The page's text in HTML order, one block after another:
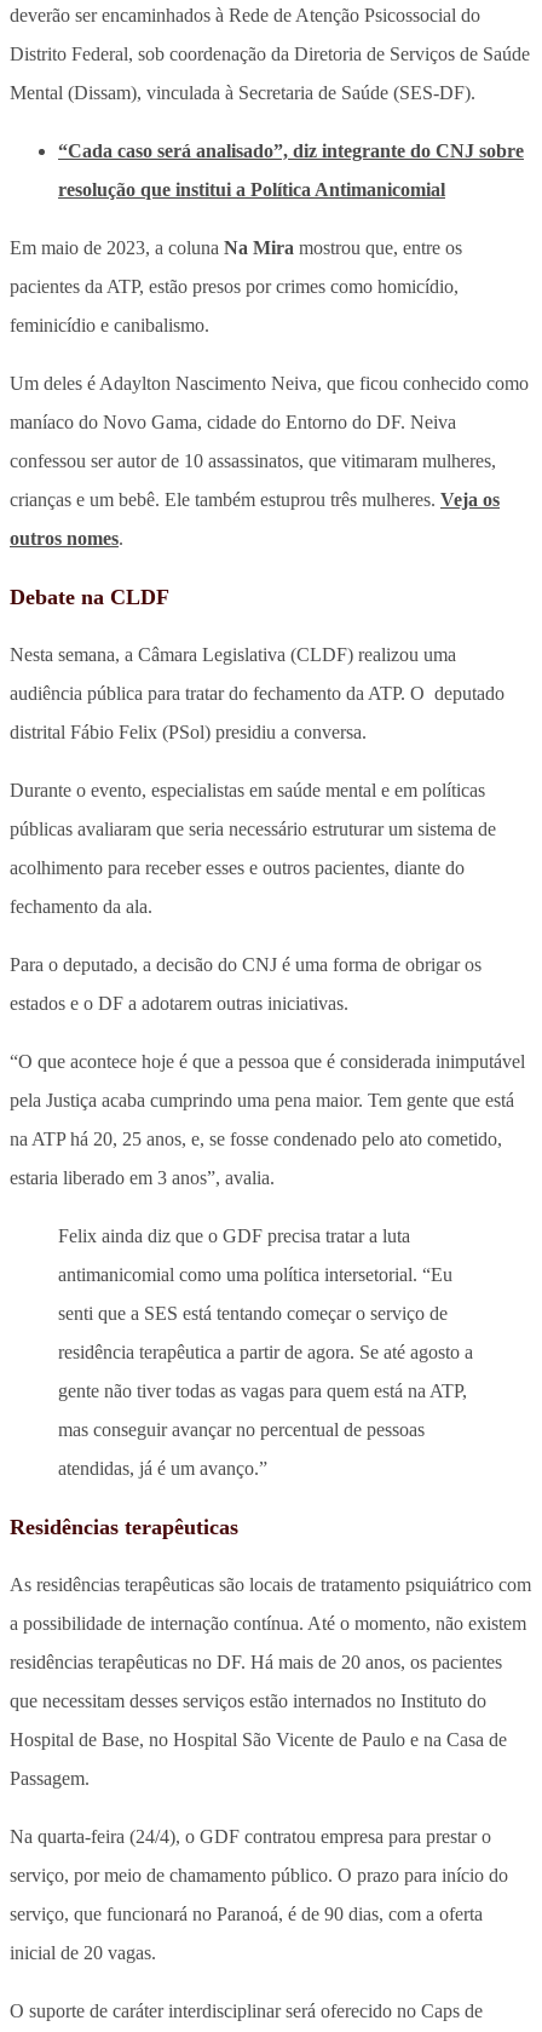
deverão ser encaminhados à Rede de Atenção Psicossocial do
Distrito Federal, sob coordenação da Diretoria de Serviços de Saúde
Mental (Dissam), vinculada à Secretaria de Saúde (SES-DF).
“Cada caso será analisado”, diz integrante do CNJ sobre
resolução que institui a Política Antimanicomial
Em maio de 2023, a coluna Na Mira mostrou que, entre os
pacientes da ATP, estão presos por crimes como homicídio,
feminicídio e canibalismo.
Um deles é Adaylton Nascimento Neiva, que ficou conhecido como
maníaco do Novo Gama, cidade do Entorno do DF. Neiva
confessou ser autor de 10 assassinatos, que vitimaram mulheres,
crianças e um bebê. Ele também estuprou três mulheres. Veja os
outros nomes.
Debate na CLDF
Nesta semana, a Câmara Legislativa (CLDF) realizou uma
audiência pública para tratar do fechamento da ATP. O deputado
distrital Fábio Felix (PSol) presidiu a conversa.
Durante o evento, especialistas em saúde mental e em políticas
públicas avaliaram que seria necessário estruturar um sistema de
acolhimento para receber esses e outros pacientes, diante do
fechamento da ala.
Para o deputado, a decisão do CNJ é uma forma de obrigar os
estados e o DF a adotarem outras iniciativas.
“O que acontece hoje é que a pessoa que é considerada inimputável
pela Justiça acaba cumprindo uma pena maior. Tem gente que está
na ATP há 20, 25 anos, e, se fosse condenado pelo ato cometido,
estaria liberado em 3 anos”, avalia.
Felix ainda diz que o GDF precisa tratar a luta
antimanicomial como uma política intersetorial. “Eu
senti que a SES está tentando começar o serviço de
residência terapêutica a partir de agora. Se até agosto a
gente não tiver todas as vagas para quem está na ATP,
mas conseguir avançar no percentual de pessoas
atendidas, já é um avanço.”
Residências terapêuticas
As residências terapêuticas são locais de tratamento psiquiátrico com
a possibilidade de internação contínua. Até o momento, não existem
residências terapêuticas no DF. Há mais de 20 anos, os pacientes
que necessitam desses serviços estão internados no Instituto do
Hospital de Base, no Hospital São Vicente de Paulo e na Casa de
Passagem.
Na quarta-feira (24/4), o GDF contratou empresa para prestar o
serviço, por meio de chamamento público. O prazo para início do
serviço, que funcionará no Paranoá, é de 90 dias, com a oferta
inicial de 20 vagas.
O suporte de caráter interdisciplinar será oferecido no Caps de